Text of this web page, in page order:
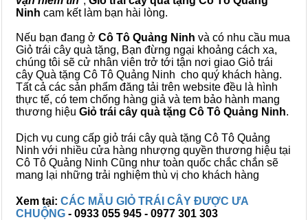
Ninh cam kết làm bạn hài lòng.
Nếu bạn đang ở Cô Tô Quảng Ninh và có nhu cầu mua
Giỏ trái cây quà tặng, Bạn đừng ngại khoảng cách xa,
chúng tôi sẽ cử nhân viên trở tới tận nơi giao Giỏ trái
cây Quà tặng Cô Tô Quảng Ninh cho quý khách hàng.
Tất cả các sản phẩm đăng tải trên website đều là hình
thực tế, có tem chống hàng giả và tem bảo hành mang
thương hiệu Giỏ trái cây quà tặng Cô Tô Quảng Ninh.
Dịch vụ cung cấp giỏ trái cây quà tặng Cô Tô Quảng
Ninh với nhiều cửa hàng nhượng quyền thương hiệu tại
Cô Tô Quảng Ninh Cũng như toàn quốc chắc chắn sẽ
mang lại những trải nghiệm thù vị cho khách hàng
Xem tại: CÁC MẪU GIỎ TRÁI CÂY ĐƯỢC ƯA
CHUỘNG - 0933 055 945 - 0977 301 303